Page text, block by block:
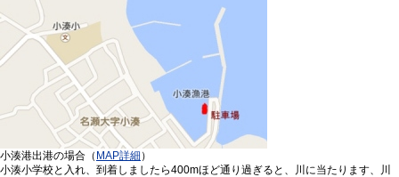
小湊港出港の場合（ MAP詳細 ）
小湊小学校と入れ、到着しましたら400mほど通り過ぎると、川に当たります、川